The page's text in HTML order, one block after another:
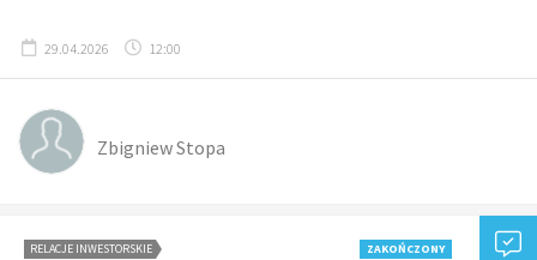
29.04.2026 12:00
Zbigniew Stopa
RELACJE INWESTORSKIE ZAKOŃCZONY